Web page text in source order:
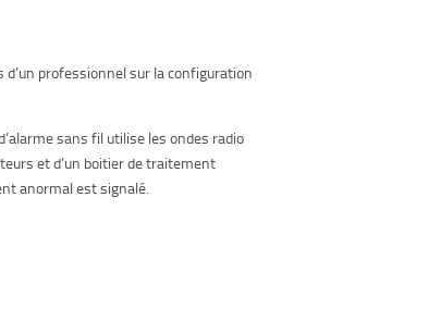
professionnel sur la configuration
sans fil utilise les ondes radio
et d’un boitier de traitement
anormal est signalé.